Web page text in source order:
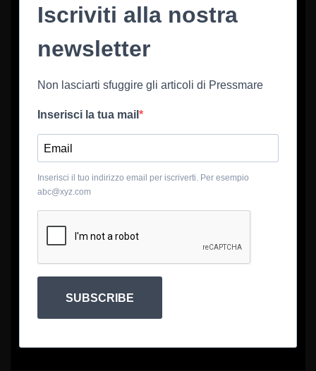
Iscriviti alla nostra
newsletter
Non lasciarti sfuggire gli articoli di Pressmare
Inserisci la tua mail
Inserisci il tuo indirizzo email per iscriverti. Per esempio
abc@xyz.com
SUBSCRIBE